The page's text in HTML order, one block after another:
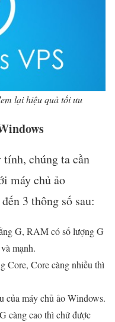
lại hiệu quả tối ưu
chúng ta cần
máy chủ ảo
3 thông số sau:
G, RAM có số lượng G
mạnh.
Core, Core càng nhiều thì
của máy chủ ảo Windows.
càng cao thì chứ được